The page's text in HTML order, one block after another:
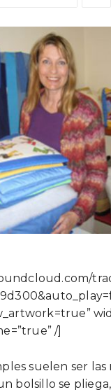
/]
suelen ser las
bolsillo se